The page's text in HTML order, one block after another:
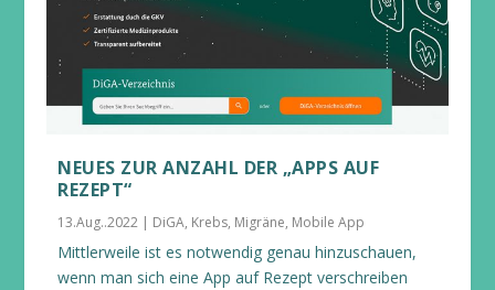
NEUES ZUR ANZAHL DER „APPS AUF
REZEPT“
13.Aug..2022 | DiGA, Krebs, Migräne, Mobile App
Mittlerweile ist es notwendig genau hinzuschauen,
wenn man sich eine App auf Rezept verschreiben